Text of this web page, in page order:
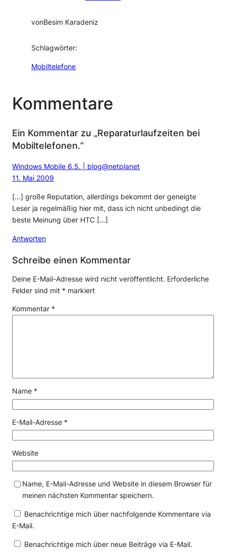
vonBesim Karadeniz
Schlagwörter:
Mobiltelefone
Kommentare
Ein Kommentar zu „Reparaturlaufzeiten bei
Mobiltelefonen.“
Windows Mobile 6.5. | blog@netplanet
11. Mai 2009
[…] große Reputation, allerdings bekommt der geneigte
Leser ja regelmäßig hier mit, dass ich nicht unbedingt die
beste Meinung über HTC […]
Antworten
Schreibe einen Kommentar
Deine E-Mail-Adresse wird nicht veröffentlicht. Erforderliche
Felder sind mit * markiert
Kommentar *
Name *
E-Mail-Adresse *
Website
Name, E-Mail-Adresse und Website in diesem Browser für
meinen nächsten Kommentar speichern.
Benachrichtige mich über nachfolgende Kommentare via
E-Mail.
Benachrichtige mich über neue Beiträge via E-Mail.